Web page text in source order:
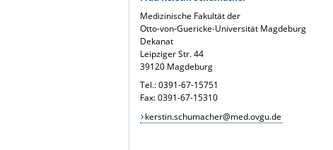
Medizinische Fakultät der
Otto-von-Guericke-Universität Magdeburg
Dekanat
Leipziger Str. 44
39120 Magdeburg
Tel.: 0391-67-15751
Fax: 0391-67-15310
kerstin.schumacher@med.ovgu.de